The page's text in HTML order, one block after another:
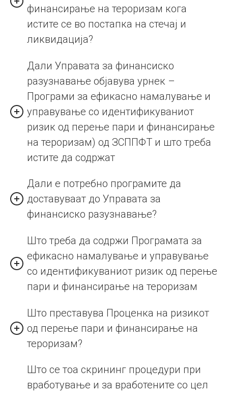
финансирање на тероризам кога
истите се во постапка на стечај и
ликвидација?
Дали Управата за финансиско
разузнавање објавува урнек –
Програми за ефикасно намалување и
управување со идентификуваниот
ризик од перење пари и финансирање
на тероризам) од ЗСППФТ и што треба
истите да содржат
Дали е потребно програмите да
доставуваат до Управата за
финансиско разузнавање?
Што треба да содржи Програмата за
ефикасно намалување и управување
со идентификуваниот ризик од перење
пари и финансирање на тероризам
Што преставува Проценка на ризикот
од перење пари и финансирање на
тероризам?
Што се тоа скрининг процедури при
вработување и за вработените со цел